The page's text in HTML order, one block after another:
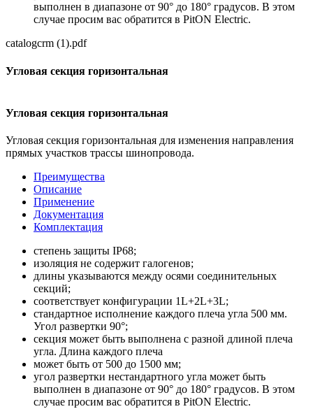
выполнен в диапазоне от 90° до 180° градусов. В этом
случае просим вас обратится в PitON Electric.
catalogcrm (1).pdf
Угловая секция горизонтальная
Угловая секция горизонтальная
Угловая секция горизонтальная для изменения направления
прямых участков трассы шинопровода.
Преимущества
Описание
Применение
Документация
Комплектация
степень защиты IР68;
изоляция не содержит галогенов;
длины указываются между осями соединительных
секций;
соответствует конфигурации 1L+2L+3L;
стандартное исполнение каждого плеча угла 500 мм.
Угол развертки 90°;
секция может быть выполнена с разной длиной плеча
угла. Длина каждого плеча
может быть от 500 до 1500 мм;
угол развертки нестандартного угла может быть
выполнен в диапазоне от 90° до 180° градусов. В этом
случае просим вас обратится в PitON Electric.